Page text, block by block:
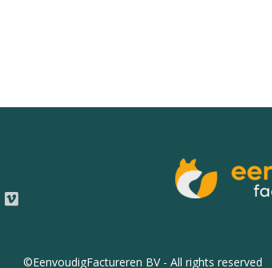
©EenvoudigFactureren BV - All rights reserved